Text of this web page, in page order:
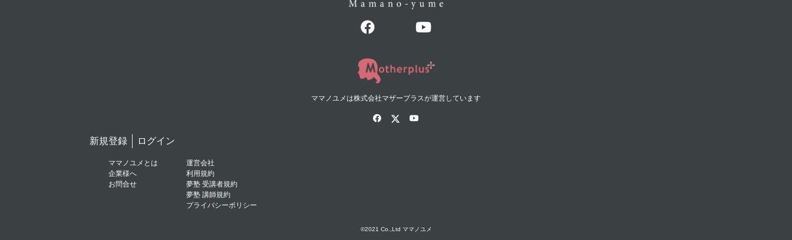
ママノユメは株式会社マザープラスが運営しています
新規登録 ログイン
ママノユメとは
企業様へ
お問合せ
運営会社
利用規約
夢塾 受講者規約
夢塾 講師規約
プライバシーポリシー
©2021 Co.,Ltd ママノユメ